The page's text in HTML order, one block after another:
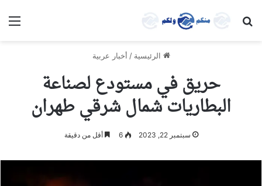
بحث عن
الرئيسية / أخبار عربية
حريق في مستودع لصناعة
البطاريات شمال شرقي طهران
سبتمبر 22, 2023 6 أقل من دقيقة